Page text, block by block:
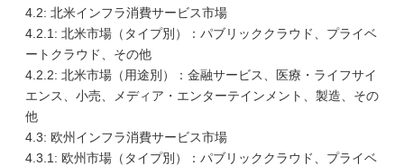
4.2: 北米インフラ消費サービス市場
4.2.1: 北米市場（タイプ別）：パブリッククラウド、プライベ
ートクラウド、その他
4.2.2: 北米市場（用途別）：金融サービス、医療・ライフサイ
エンス、小売、メディア・エンターテインメント、製造、その
他
4.3: 欧州インフラ消費サービス市場
4.3.1: 欧州市場（タイプ別）：パブリッククラウド、プライベ